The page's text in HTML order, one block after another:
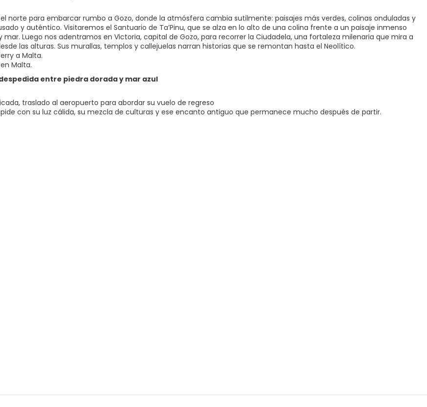
norte para embarcar rumbo a Gozo, donde la atmósfera cambia sutilmente: paisajes más verdes, colinas onduladas y
y auténtico. Visitaremos el Santuario de Ta’Pinu, que se alza en lo alto de una colina frente a un paisaje inmenso
mar. Luego nos adentramos en Victoria, capital de Gozo, para recorrer la Ciudadela, una fortaleza milenaria que mira a
las alturas. Sus murallas, templos y callejuelas narran historias que se remontan hasta el Neolítico.
a Malta.
Malta.
entre piedra dorada y mar azul
traslado al aeropuerto para abordar su vuelo de regreso
con su luz cálida, su mezcla de culturas y ese encanto antiguo que permanece mucho después de partir.